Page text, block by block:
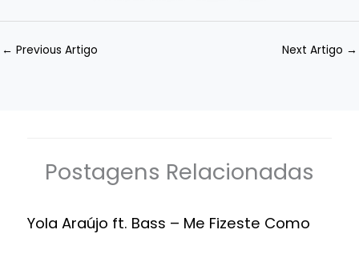
← Previous Artigo Next Artigo →
Postagens Relacionadas
Yola Araújo ft. Bass – Me Fizeste Como